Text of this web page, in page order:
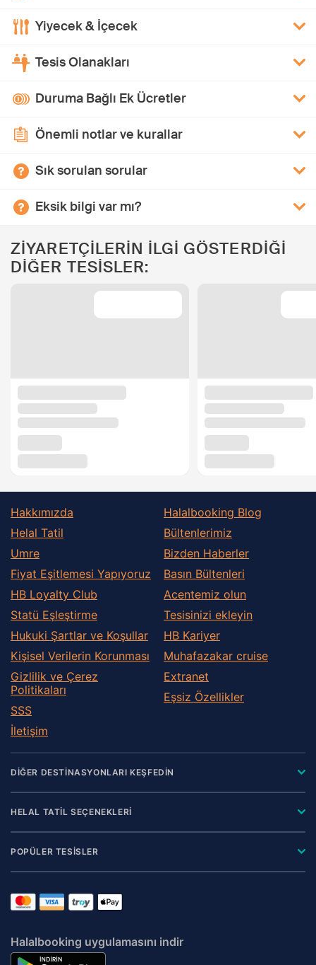
Yiyecek & İçecek
Tesis Olanakları
Duruma Bağlı Ek Ücretler
Önemli notlar ve kurallar
Sık sorulan sorular
Eksik bilgi var mı?
ZİYARETÇİLERİN İLGİ GÖSTERDİĞİ
DİĞER TESİSLER:
Hakkımızda
Helal Tatil
Umre
Fiyat Eşitlemesi Yapıyoruz
HB Loyalty Club
Statü Eşleştirme
Hukuki Şartlar ve Koşullar
Kişisel Verilerin Korunması
Gizlilik ve Çerez
Politikaları
SSS
İletişim
Halalbooking Blog
Bültenlerimiz
Bizden Haberler
Basın Bültenleri
Acentemiz olun
Tesisinizi ekleyin
HB Kariyer
Muhafazakar сruise
Extranet
Eşsiz Özellikler
DİĞER DESTİNASYONLARI KEŞFEDİN
HELAL TATİL SEÇENEKLERİ
POPÜLER TESİSLER
Halalbooking uygulamasını indir